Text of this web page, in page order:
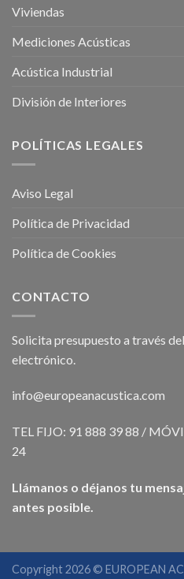
Viviendas
Mediciones Acústicas
Acústica Industrial
División de Interiores
POLÍTICAS LEGALES
Aviso Legal
Política de Privacidad
Política de Cookies
CONTACTO
Solicita presupuesto a través
electrónico.
info@europeanacustica.com
TEL FIJO: 91 888 39 88 /
24
Llámanos o déjanos tu
antes posible.
Copyright 2026 © EUROPEAN